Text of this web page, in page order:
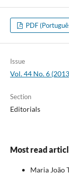
PDF
Issue
Vol. 44 No. 6
Section
Editorials
Most read
Maria João